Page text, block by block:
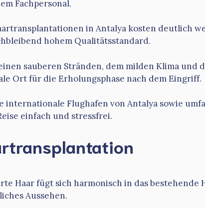
Fachpersonal.
in Antalya kosten deutlich
hohem Qualitätsstandard.
sauberen Stränden, dem milden Klima und
Ort für die Erholungsphase nach dem Eingriff.
internationale Flughafen von Antalya sowie
einfach und stressfrei.
Haar fügt sich harmonisch in das bestehende
Aussehen.